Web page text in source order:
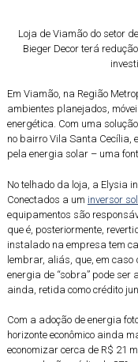
Loja de Viamão do setor
Bieger Decor terá
Em Viamão, na Região
ambientes planejados,
energética. Com uma
no bairro Vila Santa Cecília,
pela energia solar – uma
No telhado da loja, a Elysia
Conectados a um inversor
equipamentos são
que é, posteriormente,
instalado na empresa tem
lembrar, aliás, que, em caso
energia de “sobra” pode ser
ainda, retida como crédito
Com a adoção de energia
horizonte econômico ainda
economizar cerca de R$ 21